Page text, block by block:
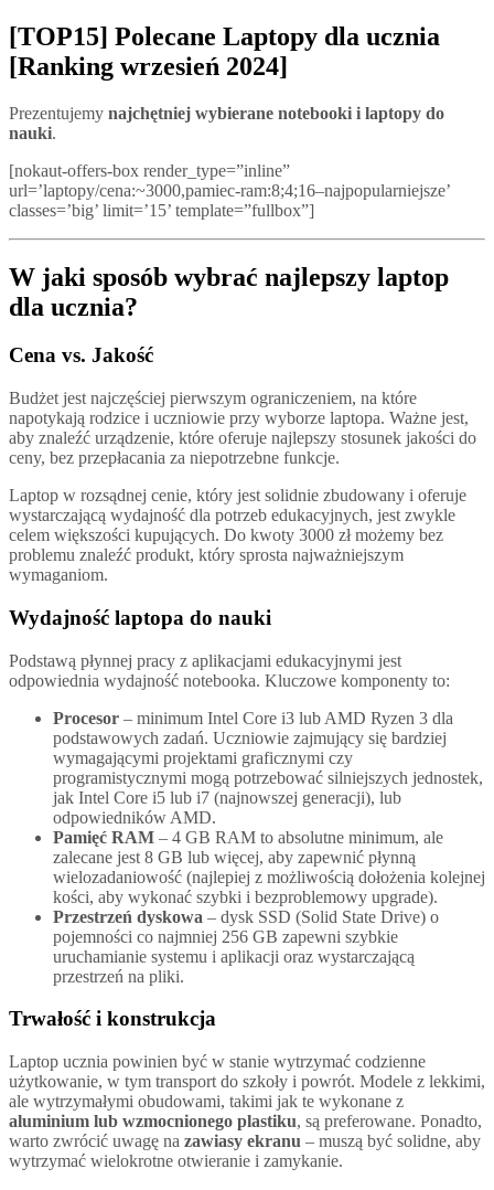
[TOP15] Polecane Laptopy dla ucznia
[Ranking wrzesień 2024]
Prezentujemy najchętniej wybierane notebooki i laptopy do
nauki.
[nokaut-offers-box render_type=”inline”
url=’laptopy/cena:~3000,pamiec-ram:8;4;16–najpopularniejsze’
classes=’big’ limit=’15’ template=”fullbox”]
W jaki sposób wybrać najlepszy laptop
dla ucznia?
Cena vs. Jakość
Budżet jest najczęściej pierwszym ograniczeniem, na które
napotykają rodzice i uczniowie przy wyborze laptopa. Ważne jest,
aby znaleźć urządzenie, które oferuje najlepszy stosunek jakości do
ceny, bez przepłacania za niepotrzebne funkcje.
Laptop w rozsądnej cenie, który jest solidnie zbudowany i oferuje
wystarczającą wydajność dla potrzeb edukacyjnych, jest zwykle
celem większości kupujących. Do kwoty 3000 zł możemy bez
problemu znaleźć produkt, który sprosta najważniejszym
wymaganiom.
Wydajność laptopa do nauki
Podstawą płynnej pracy z aplikacjami edukacyjnymi jest
odpowiednia wydajność notebooka. Kluczowe komponenty to:
Procesor – minimum Intel Core i3 lub AMD Ryzen 3 dla
podstawowych zadań. Uczniowie zajmujący się bardziej
wymagającymi projektami graficznymi czy
programistycznymi mogą potrzebować silniejszych jednostek,
jak Intel Core i5 lub i7 (najnowszej generacji), lub
odpowiedników AMD.
Pamięć RAM – 4 GB RAM to absolutne minimum, ale
zalecane jest 8 GB lub więcej, aby zapewnić płynną
wielozadaniowość (najlepiej z możliwością dołożenia kolejnej
kości, aby wykonać szybki i bezproblemowy upgrade).
Przestrzeń dyskowa – dysk SSD (Solid State Drive) o
pojemności co najmniej 256 GB zapewni szybkie
uruchamianie systemu i aplikacji oraz wystarczającą
przestrzeń na pliki.
Trwałość i konstrukcja
Laptop ucznia powinien być w stanie wytrzymać codzienne
użytkowanie, w tym transport do szkoły i powrót. Modele z lekkimi,
ale wytrzymałymi obudowami, takimi jak te wykonane z
aluminium lub wzmocnionego plastiku, są preferowane. Ponadto,
warto zwrócić uwagę na zawiasy ekranu – muszą być solidne, aby
wytrzymać wielokrotne otwieranie i zamykanie.